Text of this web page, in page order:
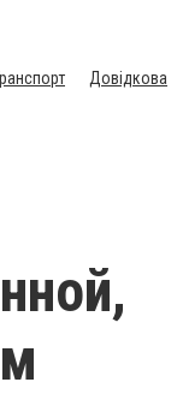
Довідкова